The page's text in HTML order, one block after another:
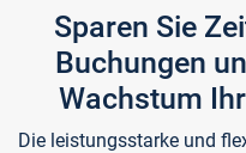
Sparen Sie
Buchungen
Wachstum
Die leistungsstarke und